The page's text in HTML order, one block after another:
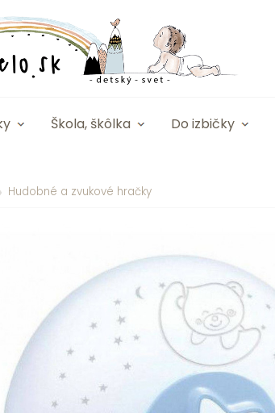
Škola, škôlka Do izbičky
Hudobné a zvukové hračky